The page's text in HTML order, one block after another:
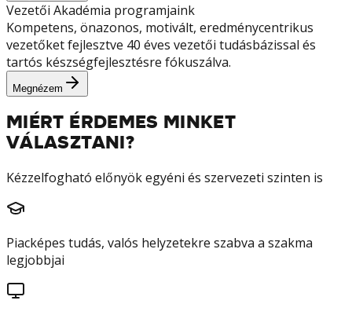
Vezetői Akadémia programjaink
Kompetens, önazonos, motivált, eredménycentrikus
vezetőket fejlesztve 40 éves vezetői tudásbázissal és
tartós készségfejlesztésre fókuszálva.
Megnézem
MIÉRT ÉRDEMES MINKET
VÁLASZTANI?
Kézzelfogható előnyök egyéni és szervezeti szinten is
Piacképes tudás, valós helyzetekre szabva a szakma
legjobbjai